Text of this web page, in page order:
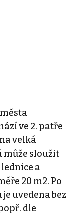
ve 2. patře
velká
může sloužit
a
20 m2. Po
uvedena bez
dle